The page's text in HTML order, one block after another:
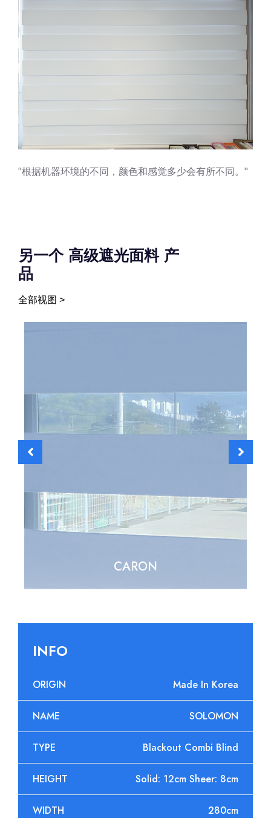
"根据机器环境的不同，颜色和感觉多少会有所不同。"
另一个 高级遮光面料 产
品
全部视图 >
CARON SINGLE
INFO
ORIGIN Made In Korea
NAME SOLOMON
TYPE Blackout Combi Blind
HEIGHT Solid: 12cm Sheer: 8cm
WIDTH 280cm